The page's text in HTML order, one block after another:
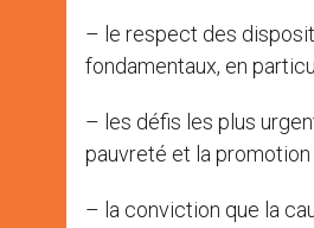
– le respect des
fondamentaux, en
– les défis les plus
pauvreté et la
– la conviction que la